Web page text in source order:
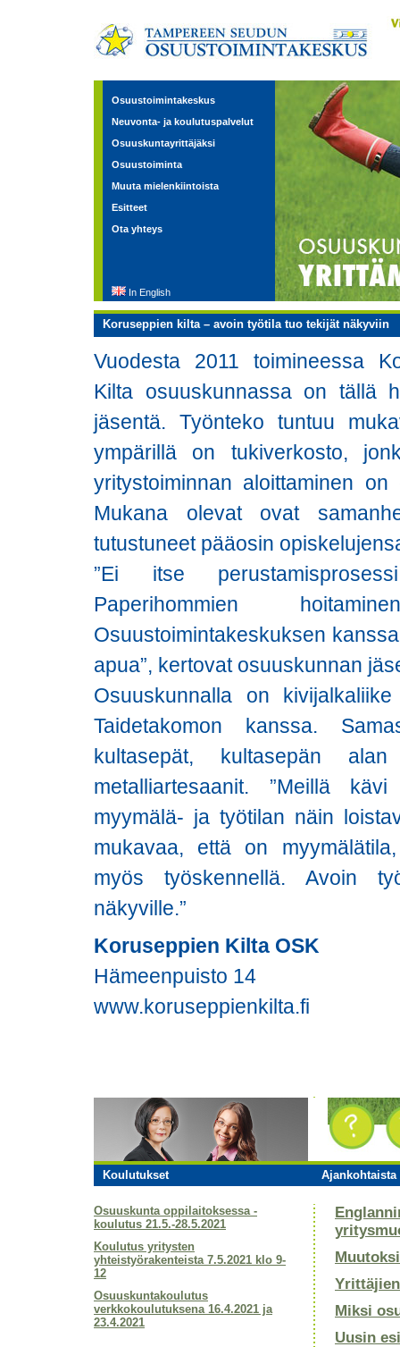
Osuustoimintakeskus
Neuvonta- ja koulutuspalvelut
Osuuskuntayrittäjäksi
Osuustoiminta
Muuta mielenkiintoista
Esitteet
Ota yhteys
In English
Koruseppien kilta – avoin työtila tuo tekijät näkyviin
Vuodesta 2011 toimineessa
Kilta osuuskunnassa on tällä
jäsentä. Työnteko tuntuu
ympärillä on tukiverkosto,
yritystoiminnan aloittaminen
Mukana olevat ovat
tutustuneet pääosin
”Ei itse
Paperihommien
Osuustoimintakeskuksen
apua”, kertovat osuuskunnan
Osuuskunnalla on
Taidetakomon kanssa.
kultasepät, kultasepän
metalliartesaanit. ”Meillä
myymälä- ja työtilan näin
mukavaa, että on
myös työskennellä. Avoin
näkyville.”
Koruseppien Kilta OSK
Hämeenpuisto 14
www.koruseppienkilta.fi
Koulutukset Ajankohtaista
Osuuskunta oppilaitoksessa -
koulutus 21.5.-28.5.2021
Koulutus yritysten
yhteistyörakenteista 7.5.2021 klo 9-
12
Osuuskuntakoulutus
verkkokoulutuksena 16.4.2021 ja
23.4.2021
Miksi
Uusin